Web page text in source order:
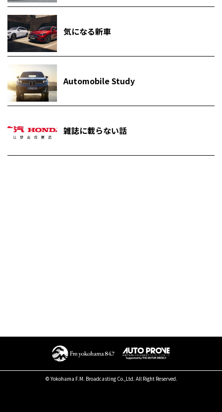
気になる新車
Automobile Study
雑誌に載らない話
© Yokohama F.M. Broadcasting Co.,Ltd. All Right Reserved.